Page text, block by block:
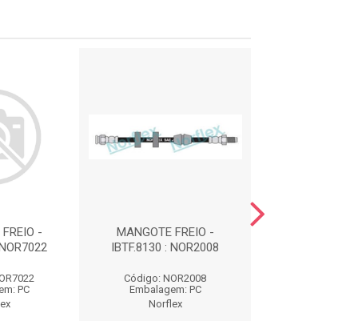
-
PC
MANGOTE FREIO -
IBTF.8130 : NOR2008
Código: NOR2008
Embalagem: PC
Norflex